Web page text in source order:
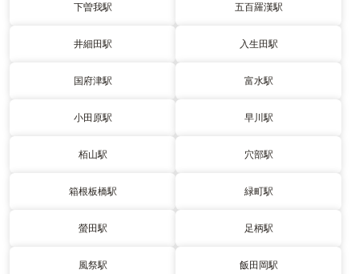
下曽我駅 五百羅漢駅
井細田駅 入生田駅
国府津駅 富水駅
小田原駅 早川駅
栢山駅 穴部駅
箱根板橋駅 緑町駅
螢田駅 足柄駅
風祭駅 飯田岡駅